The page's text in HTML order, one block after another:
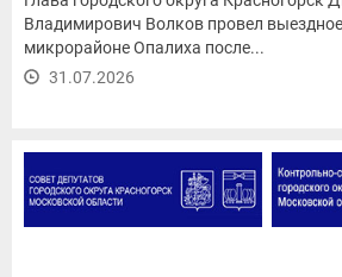
Владимирович Волков провел
микрорайоне Опалиха после...
31.07.2026